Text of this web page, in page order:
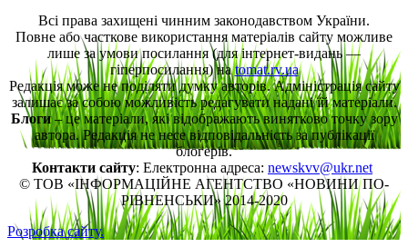
Всі права захищені чинним законодавством України.
Повне або часткове використання матеріалів сайту можливе
лише за умови посилання (для інтернет-видань —
гіперпосилання) наtomat.rv.ua
Редакція може не поділяти думку авторів. Адміністрація сайту
залишає за собою можливість редагувати надані їй матеріали.
Блоги– це матеріали, які відображають винятково точку зору
автора. Редакція не несе відповідальність за публікації
блогерів.
Контакти сайту: Електронна адреса: newskvv@ukr.net
© ТОВ «ІНФОРМАЦІЙНЕ АГЕНТСТВО «НОВИНИ ПО-
РІВНЕНСЬКИ» 2014-2020
Розробка сайту.